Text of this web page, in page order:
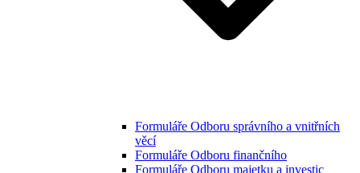
Formuláře Odboru správního a vnitřních
věcí
Formuláře Odboru finančního
Formuláře Odboru majetku a investic